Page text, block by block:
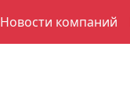
Новости компаний